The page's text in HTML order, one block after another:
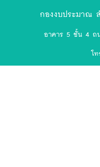
กองงบประมาณ
อาคาร 5 ชั้น 4 ถ
โ